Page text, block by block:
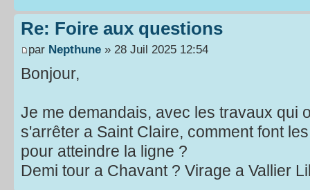
Re: Foire aux questions
par Nepthune » 28 Juil 2025 12:54
Bonjour,
Je me demandais, avec les travaux qui
s'arrêter a Saint Claire, comment font
pour atteindre la ligne ?
Demi tour a Chavant ? Virage a Vallier